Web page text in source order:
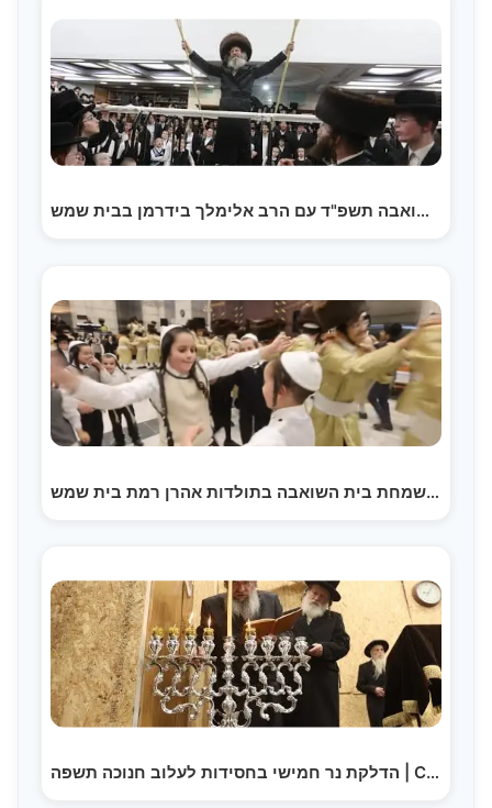
שמחת בית השואבה תשפ"ד עם הרב אלימלך בידרמן בבית שמש…
שמחת בית השואבה בתולדות אהרן רמת בית שמש | Simchas…
הדלקת נר חמישי בחסידות לעלוב חנוכה תשפה | Chanukah in Leluv